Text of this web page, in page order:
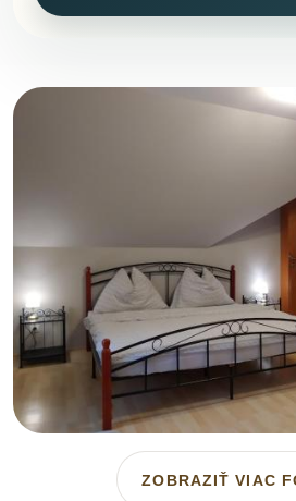
ZOBRAZIŤ VIAC